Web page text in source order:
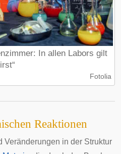
In allen Labors gilt
Fotolia
Reaktionen
Veränderungen in der Struktur